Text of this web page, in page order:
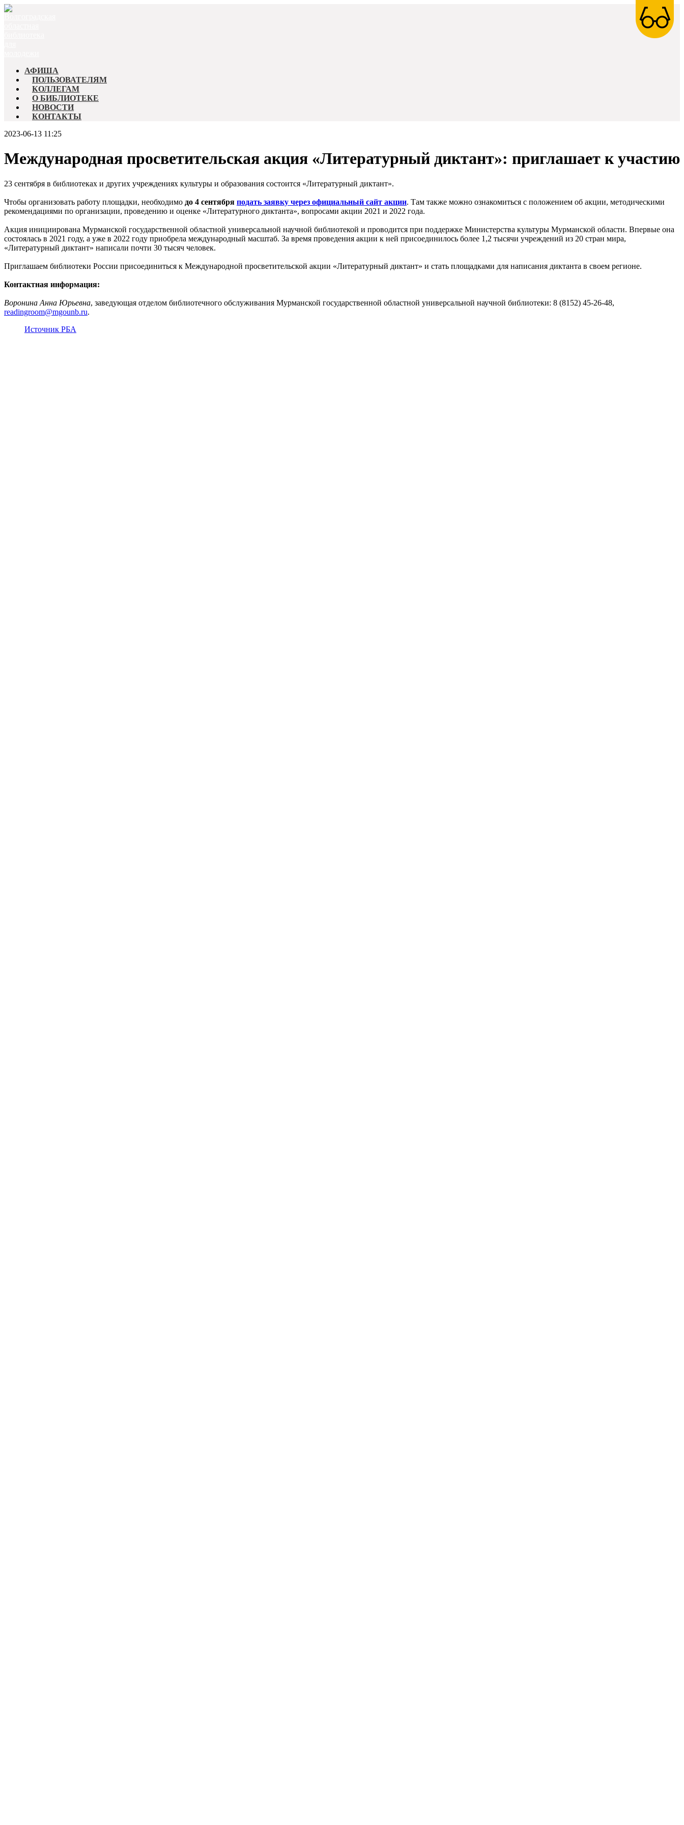
АФИША
ПОЛЬЗОВАТЕЛЯМ
КОЛЛЕГАМ
О БИБЛИОТЕКЕ
НОВОСТИ
КОНТАКТЫ
2023-06-13 11:25
Международная просветительская акция «Литературный диктант»: приглашает к участию
23 сентября в библиотеках и других учреждениях культуры и образования состоится «Литературный диктант».
Чтобы организовать работу площадки, необходимо до 4 сентября подать заявку через официальный сайт акции. Там также можно ознакомиться с положением об акции, методическими
рекомендациями по организации, проведению и оценке «Литературного диктанта», вопросами акции 2021 и 2022 года.
Акция инициирована Мурманской государственной областной универсальной научной библиотекой и проводится при поддержке Министерства культуры Мурманской области. Впервые она
состоялась в 2021 году, а уже в 2022 году приобрела международный масштаб. За время проведения акции к ней присоединилось более 1,2 тысячи учреждений из 20 стран мира,
«Литературный диктант» написали почти 30 тысяч человек.
Приглашаем библиотеки России присоединиться к Международной просветительской акции «Литературный диктант» и стать площадками для написания диктанта в своем регионе.
Контактная информация:
Воронина Анна Юрьевна, заведующая отделом библиотечного обслуживания Мурманской государственной областной универсальной научной библиотеки: 8 (8152) 45-26-48,
readingroom@mgounb.ru.
Источник РБА